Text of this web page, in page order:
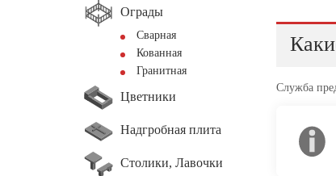
Ограды
Сварная
Кованная
Гранитная
Цветники
Надгробная плита
Столики, Лавочки
Служба